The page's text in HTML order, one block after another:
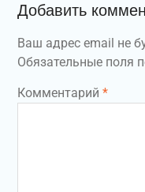
Добавить
Ваш адрес email не
Обязательные поля
Комментарий *